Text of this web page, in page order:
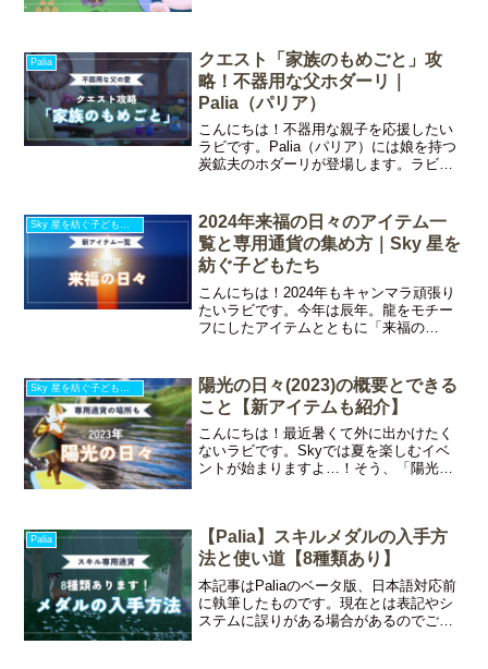
の性能と厳選すべきかどう
Palia
クエスト「家族のもめごと」攻
略！不器用な父ホダーリ｜
Palia（パリア）
こんにちは！不器用な親子を応援したい
ラビです。Palia（パリア）には娘を持つ
炭鉱夫のホダーリが登場します。ラビは
なかったのですが、以前のアップデート
で恋愛対象キャラク
Sky 星を紡ぐ子どもたち
2024年来福の日々のアイテム一
覧と専用通貨の集め方｜Sky 星を
紡ぐ子どもたち
こんにちは！2024年もキャンマラ頑張り
たいラビです。今年は辰年。龍をモチー
フにしたアイテムとともに「来福の
ます。今回の記事でわかること来福の
日々(2024)の開催
陽光の日々(2023)の概要とできる
こと【新アイテムも紹介】
こんにちは！最近暑くて外に出かけたく
ないラビです。Skyでは夏を楽しむイベ
ントが始まりますよ…！そう、「陽光の
す。今回の記事でわ
Palia
【Palia】スキルメダルの入手方
法と使い道【8種類あり】
本記事はPaliaのベータ版、日本語対応前
に執筆したものです。現在とは表記やシ
ステムに誤りがある場合があるのでご了